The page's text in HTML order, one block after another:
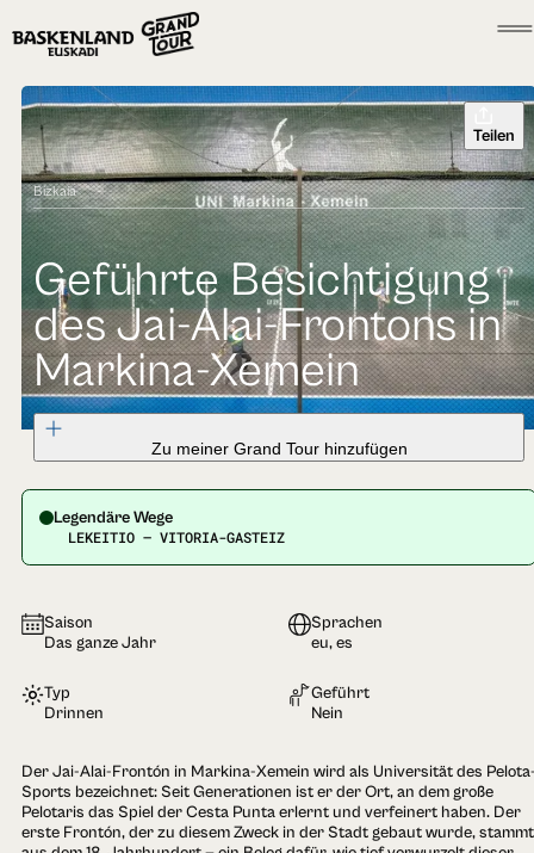
Teilen
Bizkaia
Geführte Besichtigung
des Jai-Alai-Frontons in
Markina-Xemein
Zu meiner Grand Tour hinzufügen
Legendäre Wege
LEKEITIO — VITORIA-GASTEIZ
Der Jai-Alai-Frontón in Markina-Xemein wird als Universität des
Sports bezeichnet: Seit Generationen ist er der Ort, an dem große
Pelotaris das Spiel der Cesta Punta erlernt und verfeinert haben. Der
erste Frontón, der zu diesem Zweck in der Stadt gebaut wurde, stammt
Saison
Das ganze Jahr
Sprachen
eu, es
Typ
Drinnen
Geführt
Nein